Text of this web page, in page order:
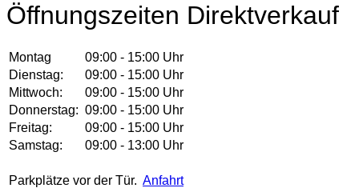
Öffnungszeiten Direktverkauf
Montag
09:00 - 15:00 Uhr
Dienstag:
09:00 - 15:00 Uhr
Mittwoch:
09:00 - 15:00 Uhr
Donnerstag: 09:00 - 15:00 Uhr
Freitag:
09:00 - 15:00 Uhr
Samstag:
09:00 - 13:00 Uhr
Parkplätze vor der Tür. Anfahrt